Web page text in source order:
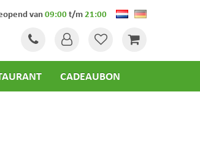
van09:00t/m21:00
CADEAUBON